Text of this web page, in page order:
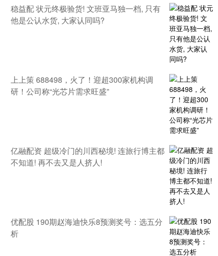
稳益配 状元终极验货! 文班亚马独一档, 只有
他是公认水货, 大家认同吗?
上上策 688498，火了！迎超300家机构调
研！公司称“光芯片需求旺盛”
亿融配资 超级冷门的川西秘境! 连旅行博主都
不知道! 再不去又是人挤人!
优配股 190期赵海迪快乐8预测奖号：选五分
析